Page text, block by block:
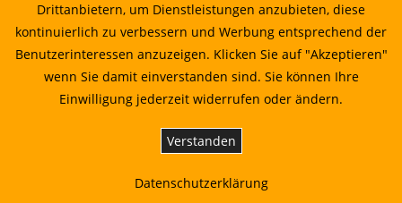
Energetische Sanierung in Buchenbach: Planung, Wirtschaftlichkeit
und Umsetzung 16.06.2026 08:22
Energetische Sanierung in Buchenbach: Planung, Wirtschaftlichkeit
und Umsetzung 17.06.2026 05:22
Energetische Sanierung in Ehrenkirchen vom Sonnenkaufhaus
Energetische Sanierung in Ehrenkirchen: Planung, Wirtschaftlichkeit
Energetische Sanierung in Freiburg im Breisgau vom
Drittanbietern, um Dienstleistungen anzubieten, diese
kontinuierlich zu verbessern und Werbung entsprechend der
Benutzerinteressen anzuzeigen. Klicken Sie auf "Akzeptieren"
wenn Sie damit einverstanden sind. Sie können Ihre
Einwilligung jederzeit widerrufen oder ändern.
Verstanden
Datenschutzerklärung